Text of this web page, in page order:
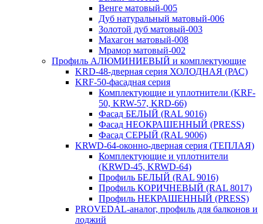
Венге матовый-005
Дуб натуральный матовый-006
Золотой дуб матовый-003
Махагон матовый-008
Мрамор матовый-002
Профиль АЛЮМИНИЕВЫЙ и комплектующие
KRD-48-дверная серия ХОЛОДНАЯ (РАС)
KRF-50-фасадная серия
Комплектующие и уплотнители (KRF-
50, KRW-57, KRD-66)
Фасад БЕЛЫЙ (RAL 9016)
Фасад НЕОКРАШЕННЫЙ (PRESS)
Фасад СЕРЫЙ (RAL 9006)
KRWD-64-оконно-дверная серия (ТЕПЛАЯ)
Комплектующие и уплотнители
(KRWD-45, KRWD-64)
Профиль БЕЛЫЙ (RAL 9016)
Профиль КОРИЧНЕВЫЙ (RAL 8017)
Профиль НЕКРАШЕННЫЙ (PRESS)
PROVEDAL-аналог, профиль для балконов и
лоджий